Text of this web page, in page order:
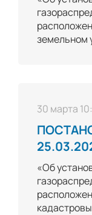
земельном
30 марта
«Об